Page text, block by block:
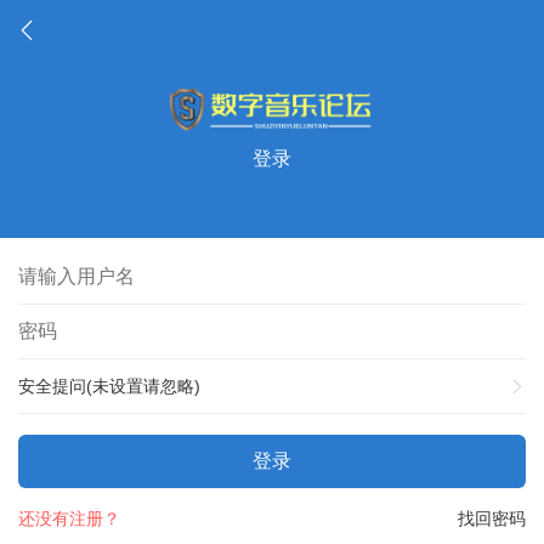
登录
安全提问(未设置请忽略)
登录
找回密码
还没有注册？